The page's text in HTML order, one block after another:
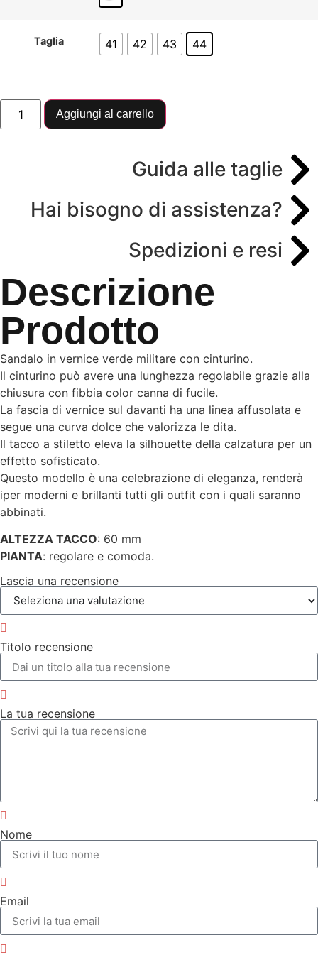
Taglia 41 42 43 44
Aggiungi al carrello
Guida alle taglie
Hai bisogno di assistenza?
Spedizioni e resi
Descrizione
Prodotto
Sandalo in vernice verde militare con cinturino.
Il cinturino può avere una lunghezza regolabile grazie alla
chiusura con fibbia color canna di fucile.
La fascia di vernice sul davanti ha una linea affusolata e
segue una curva dolce che valorizza le dita.
Il tacco a stiletto eleva la silhouette della calzatura per un
effetto sofisticato.
Questo modello è una celebrazione di eleganza, renderà
iper moderni e brillanti tutti gli outfit con i quali saranno
abbinati.
ALTEZZA TACCO: 60 mm
PIANTA: regolare e comoda.
Lascia una recensione
Titolo recensione
La tua recensione
Nome
Email